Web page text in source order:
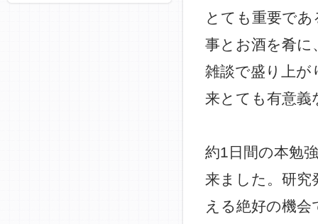
とても重要で
事とお酒を肴に
雑談で盛り上が
来とても有意
約1日間の本勉
来ました。研究
える絶好の機